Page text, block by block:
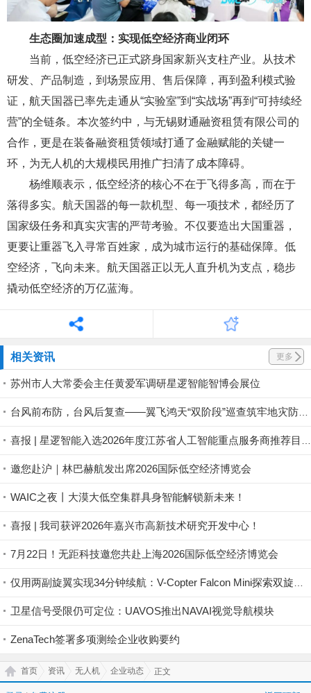
生态圈加速成型： 实现低空经济商业闭环
当前，低空经济已正式跻身国家新兴支柱产业。从技术
研发、产品制造，到场景应用、售后保障，再到盈利模式验
证，航天国器已率先走通从“实验室”到“实战场”再到“可持续经
营”的全链条。本次签约中，与无锡财通融资租赁有限公司的
合作，更是在装备融资租赁领域打通了金融赋能的关键一
环，为无人机的大规模民用推广扫清了成本障碍。
杨维顺表示，低空经济的核心不在于飞得多高，而在于
落得多实。航天国器的每一款机型、每一项技术，都经历了
国家级任务和真实灾害的严苛考验。不仅要造出大国重器，
更要让重器飞入寻常百姓家，成为城市运行的基础保障。低
空经济，飞向未来。航天国器正以无人直升机为支点，稳步
撬动低空经济的万亿蓝海。
相关资讯 更多
苏州市人大常委会主任黄爱军调研星逻智能智博会展位
台风前布防，台风后复查——翼飞鸿天“双阶段”巡查筑牢地灾防线
喜报 | 星逻智能入选2026年度江苏省人工智能重点服务商推荐目录名单
邀您赴沪｜林巴赫航发出席2026国际低空经济博览会
WAIC之夜丨大漠大低空集群具身智能解锁新未来！
喜报 | 我司获评2026年嘉兴市高新技术研究开发中心！
7月22日！无距科技邀您共赴上海2026国际低空经济博览会
仅用两副旋翼实现34分钟续航：V-Copter Falcon Mini探索双旋翼无人机路线
卫星信号受限仍可定位：UAVOS推出NAVAI视觉导航模块
ZenaTech签署多项测绘企业收购要约
首页 资讯 无人机 企业动态 正文